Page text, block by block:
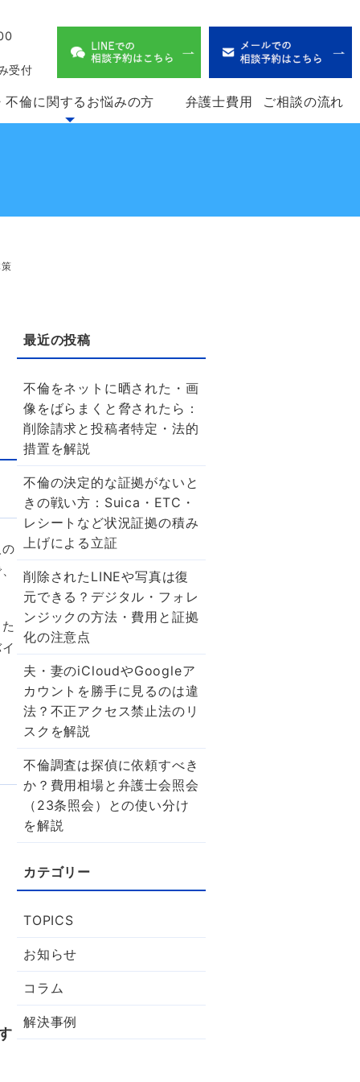
不倫に関するお悩みの方 弁護士費用 ご相談の流れ
受付
不倫をネットに晒された・画
像をばらまくと脅されたら：
削除請求と投稿者特定・法的
措置を解説
不倫の決定的な証拠がないと
きの戦い方：Suica・ETC・
レシートなど状況証拠の積み
上げによる立証
削除されたLINEや写真は復
元できる？デジタル・フォレ
ンジックの方法・費用と証拠
化の注意点
夫・妻のiCloudやGoogleア
カウントを勝手に見るのは違
法？不正アクセス禁止法のリ
スクを解説
不倫調査は探偵に依頼すべき
か？費用相場と弁護士会照会
（23条照会）との使い分け
を解説
TOPICS
お知らせ
コラム
解決事例